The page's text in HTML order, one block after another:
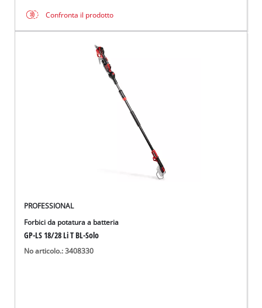
Confronta il prodotto
PROFESSIONAL
Forbici da potatura a batteria
GP-LS 18/28 Li T BL-Solo
No articolo.: 3408330